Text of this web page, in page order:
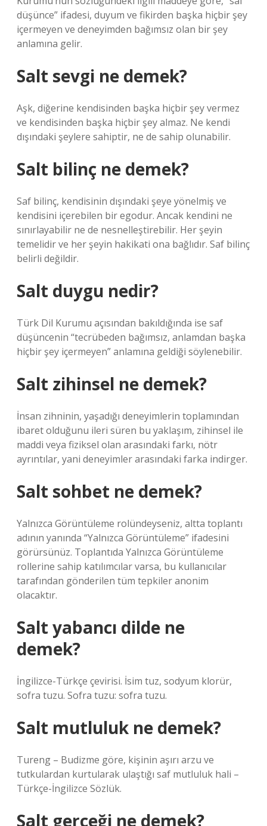
düşünce” ifadesi, duyum ve fikirden başka hiçbir şey
içermeyen ve deneyimden bağımsız olan bir şey
anlamına gelir.
Salt sevgi ne demek?
Aşk, diğerine kendisinden başka hiçbir şey vermez
ve kendisinden başka hiçbir şey almaz. Ne kendi
dışındaki şeylere sahiptir, ne de sahip olunabilir.
Salt bilinç ne demek?
Saf bilinç, kendisinin dışındaki şeye yönelmiş ve
kendisini içerebilen bir egodur. Ancak kendini ne
sınırlayabilir ne de nesnelleştirebilir. Her şeyin
temelidir ve her şeyin hakikati ona bağlıdır. Saf bilinç
belirli değildir.
Salt duygu nedir?
Türk Dil Kurumu açısından bakıldığında ise saf
düşüncenin “tecrübeden bağımsız, anlamdan başka
hiçbir şey içermeyen” anlamına geldiği söylenebilir.
Salt zihinsel ne demek?
İnsan zihninin, yaşadığı deneyimlerin toplamından
ibaret olduğunu ileri süren bu yaklaşım, zihinsel ile
maddi veya fiziksel olan arasındaki farkı, nötr
ayrıntılar, yani deneyimler arasındaki farka indirger.
Salt sohbet ne demek?
Yalnızca Görüntüleme rolündeyseniz, altta toplantı
adının yanında “Yalnızca Görüntüleme” ifadesini
görürsünüz. Toplantıda Yalnızca Görüntüleme
rollerine sahip katılımcılar varsa, bu kullanıcılar
tarafından gönderilen tüm tepkiler anonim
olacaktır.
Salt yabancı dilde ne
demek?
İngilizce-Türkçe çevirisi. İsim tuz, sodyum klorür,
sofra tuzu. Sofra tuzu: sofra tuzu.
Salt mutluluk ne demek?
Tureng – Budizme göre, kişinin aşırı arzu ve
tutkulardan kurtularak ulaştığı saf mutluluk hali –
Türkçe-İngilizce Sözlük.
Salt gerçeği ne demek?